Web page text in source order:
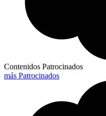
Contenidos Patrocinados
más Patrocinados